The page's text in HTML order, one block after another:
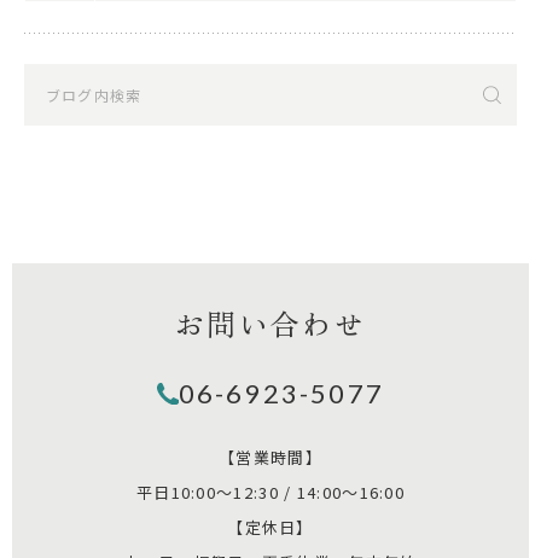
お問い合わせ
06-6923-5077
【営業時間】
平日10:00～12:30 / 14:00～16:00
【定休日】